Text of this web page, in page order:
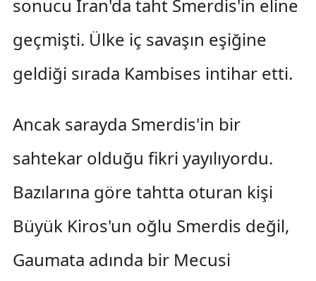
sonucu İran'da taht Smerdis'in eline
geçmişti. Ülke iç savaşın eşiğine
geldiği sırada Kambises intihar etti.
Ancak sarayda Smerdis'in bir
sahtekar olduğu fikri yayılıyordu.
Bazılarına göre tahtta oturan kişi
Büyük Kiros'un oğlu Smerdis değil,
Gaumata adında bir Mecusi